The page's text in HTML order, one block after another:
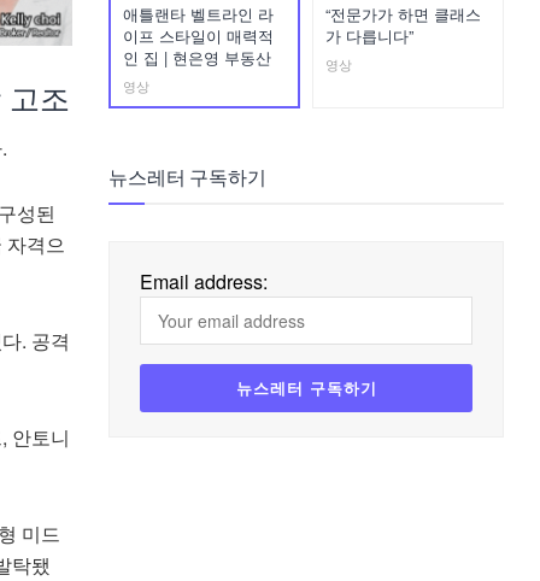
조
성된
자격으
. 공격
안토니
미드
탁됐
애틀랜타 벨트라인 라
이프 스타일이 매력적
인 집 | 현은영 부동산
영상
“전문가가 하면 클래스
가 다릅니다”
영상
뉴스레터 구독하기
Email address: